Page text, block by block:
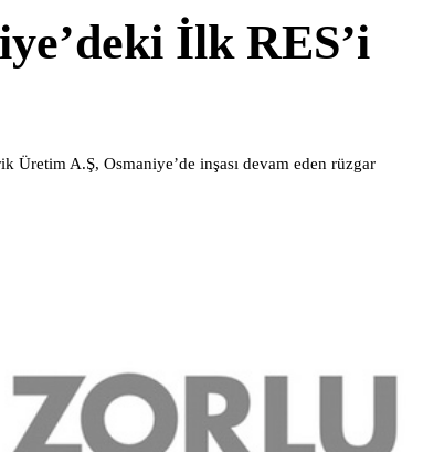
İlk RES’i
Üretim A.Ş, Osmaniye’de inşası devam eden rüzgar